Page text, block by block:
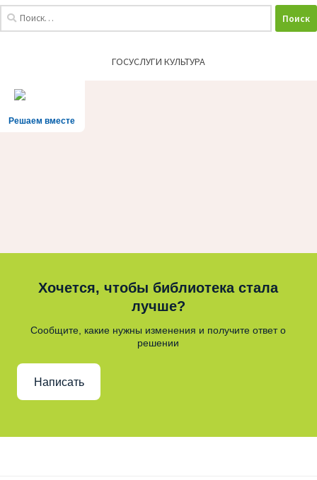
ГОСУСЛУГИ КУЛЬТУРА
Решаем вместе
Хочется, чтобы библиотека стала
лучше?
Сообщите, какие нужны изменения и получите ответ о
решении
Написать